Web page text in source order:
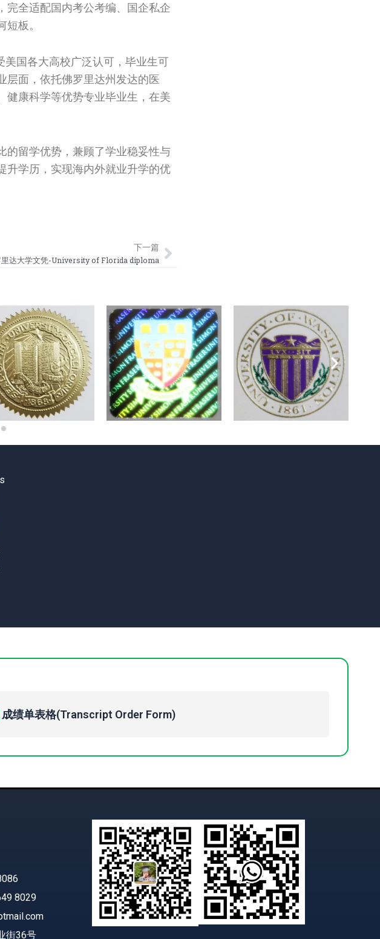
完全适配国内考公考编、国企私企
板。
美国各大高校广泛认可，毕业生可
层面，依托佛罗里达州发达的医
健康科学等优势专业毕业生，在美
的留学优势，兼顾了学业稳妥性与
升学历，实现海内外就业升学的优
下一篇
里达大学文凭-University of Florida diploma
成绩单表格(Transcript Order Form)
8029
街36号